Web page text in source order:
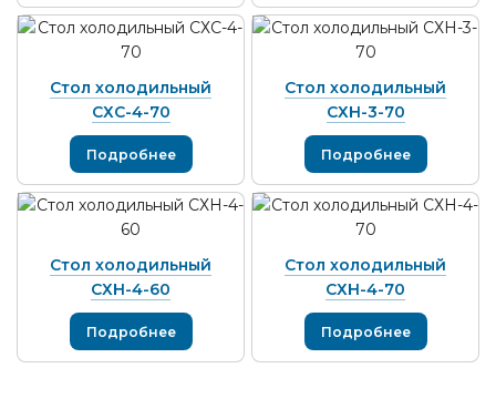
Стол холодильный
СХС-4-70
Подробнее
Стол холодильный
СХН-3-70
Подробнее
Стол холодильный
СХН-4-60
Подробнее
Стол холодильный
СХН-4-70
Подробнее